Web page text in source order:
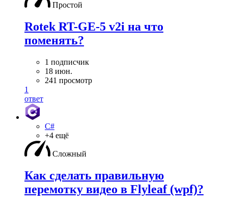
Простой
Rotek RT-GE-5 v2i на что
поменять?
1 подписчик
18 июн.
241 просмотр
1
ответ
C#
+4 ещё
Сложный
Как сделать правильную
перемотку видео в Flyleaf (wpf)?